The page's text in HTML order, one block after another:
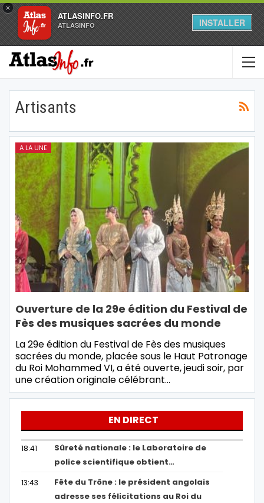
×
ATLASINFO.FR
ATLASINFO INSTALLER
Artisants
A LA UNE
Ouverture de la 29e édition du Festival de
Fès des musiques sacrées du monde
La 29e édition du Festival de Fès des musiques
sacrées du monde, placée sous le Haut Patronage
du Roi Mohammed VI, a été ouverte, jeudi soir, par
une création originale célébrant…
EN DIRECT
18:41
Sûreté nationale : le Laboratoire de
police scientifique obtient…
13:43
Fête du Trône : le président angolais
adresse ses félicitations au Roi du